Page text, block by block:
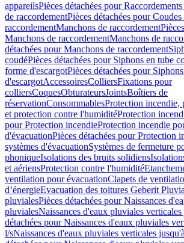
appareilsPièces détachées pour
de raccordementPièces détachées pour Coudes
raccordementManchons de raccordement
Manchons de raccordementManchons de
détachées pour Manchons de raccordement
coudéPièces détachées pour Siphons en tube
forme d'escargotPièces détachées pour
d'escargotAccessoiresColliersFixations pour
colliersCoquesObturateursJointsBoîtiers de
réservationConsommablesProtection incendie,
et protection contre l'humiditéProtection
pour Protection incendieProtection incendie
d'évacuationPièces détachées pour Protection
systèmes d'évacuationSystèmes de fermeture
phoniqueIsolations des bruits solidiens
et aériensProtection contre l'humidité
ventilation pour évacuationClapets de
d’énergieEvacuation des toitures Geberit Pluvia
pluvialesPièces détachées pour Naissances
pluvialesNaissances d'eaux pluviales
détachées pour Naissances d'eaux pluviales
l/sNaissances d'eaux pluviales verticales